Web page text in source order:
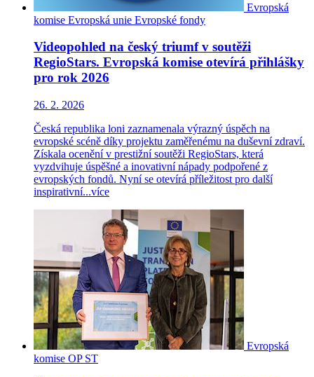
Evropská
komise Evropská unie Evropské fondy
Videopohled na český triumf v soutěži
RegioStars. Evropská komise otevírá přihlášky
pro rok 2026
26. 2. 2026
Česká republika loni zaznamenala výrazný úspěch na
evropské scéně díky projektu zaměřenému na duševní zdraví.
Získala ocenění v prestižní soutěži RegioStars, která
vyzdvihuje úspěšné a inovativní nápady podpořené z
evropských fondů. Nyní se otevírá příležitost pro další
inspirativní...více
Evropská
komise OP ST